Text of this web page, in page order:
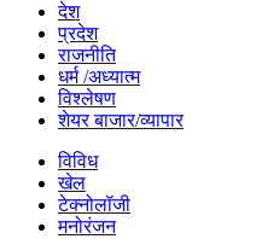
देश
प्रदेश
राजनीति
धर्म /अध्यात्म
विश्लेषण
शेयर बाजार/व्यापार
विविध
खेल
टेक्नोलॉजी
मनोरंजन